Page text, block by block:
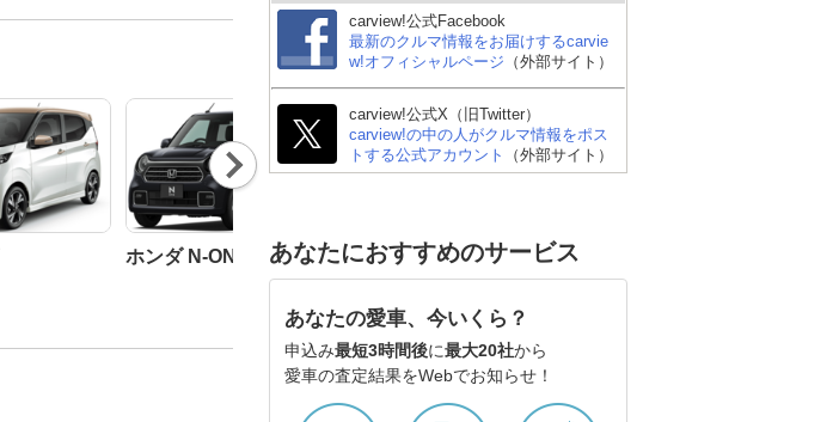
ホンダ N-ONE 日産 サクラ
Nex
t
carview!公式Facebook
最新のクルマ情報をお届けするcarvie
w!オフィシャルページ （外部サイト）
carview!公式X（旧Twitter）
carview!の中の人がクルマ情報をポス
トする公式アカウント
（外部サイト）
あなたにおすすめのサービス
あなたの愛車、今いくら？
申込み最短3時間後に最大20社から
愛車の査定結果をWebでお知らせ！